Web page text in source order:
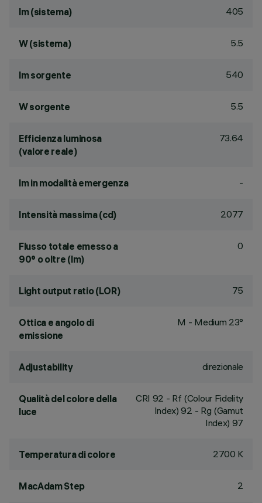
lm (sistema) 405
W (sistema) 5.5
lm sorgente 540
W sorgente 5.5
Efficienza luminosa
(valore reale)
73.64
lm in modalità emergenza -
Intensità massima (cd) 2077
Flusso totale emesso a
90° o oltre (lm)
0
Light output ratio (LOR) 75
Ottica e angolo di
emissione
M - Medium 23°
Adjustability direzionale
Qualità del colore della
luce
CRI 92 - Rf (Colour Fidelity
Index) 92 - Rg (Gamut
Index) 97
Temperatura di colore 2700 K
MacAdam Step 2